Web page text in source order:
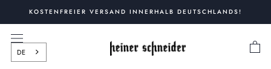
springen
KOSTENFREIER VERSAND INNERHALB DEUTSCHLANDS!
DE